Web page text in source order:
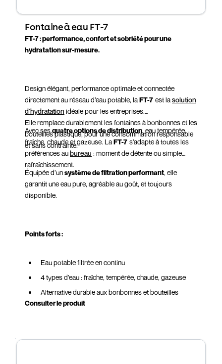
Fontaine à eau FT-7
FT-7 : performance, confort et sobriété pour une
hydratation sur-mesure.
Design élégant, performance optimale et connectée
directement au réseau d’eau potable, laFT-7 est lasolution
d’hydratation idéale pour les entreprises.
Elle remplace durablement les fontaines à bonbonnes et les
bouteilles plastique, pour une consommation responsable
et sans contrainte.
Avec sesquatre options de distribution, eau tempérée,
fraîche, chaude et gazeuse. LaFT-7 s’adapte à toutes les
préférences aubureau : moment de détente ou simple
rafraîchissement.
Équipée d’unsystème de filtration performant, elle
garantit une eau pure, agréable au goût, et toujours
disponible.
Points forts :
Eau potable filtrée en continu
4 types d’eau : fraîche, tempérée, chaude, gazeuse
Alternative durable aux bonbonnes et bouteilles
plastique
Consulter le produit